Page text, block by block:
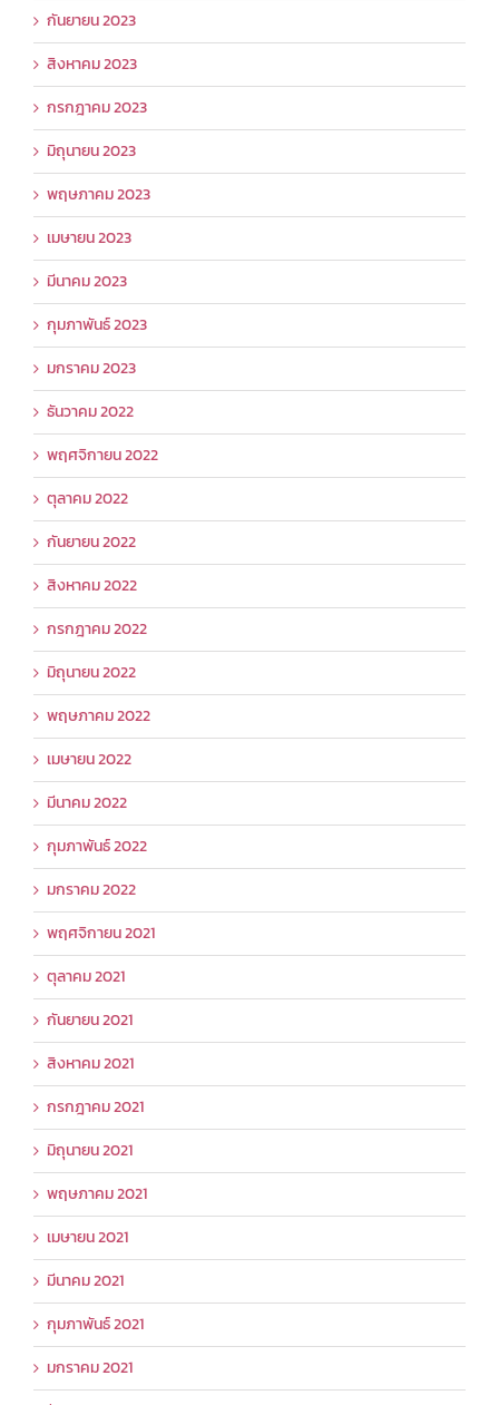
กันยายน 2023
สิงหาคม 2023
กรกฎาคม 2023
มิถุนายน 2023
พฤษภาคม 2023
เมษายน 2023
มีนาคม 2023
กุมภาพันธ์ 2023
มกราคม 2023
ธันวาคม 2022
พฤศจิกายน 2022
ตุลาคม 2022
กันยายน 2022
สิงหาคม 2022
กรกฎาคม 2022
มิถุนายน 2022
พฤษภาคม 2022
เมษายน 2022
มีนาคม 2022
กุมภาพันธ์ 2022
มกราคม 2022
พฤศจิกายน 2021
ตุลาคม 2021
กันยายน 2021
สิงหาคม 2021
กรกฎาคม 2021
มิถุนายน 2021
พฤษภาคม 2021
เมษายน 2021
มีนาคม 2021
กุมภาพันธ์ 2021
มกราคม 2021